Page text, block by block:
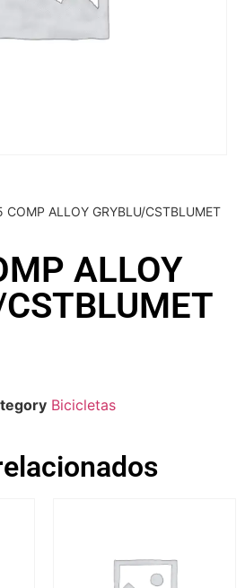
COMP ALLOY GRYBLU/CSTBLUMET
ALLOY
Bicicletas